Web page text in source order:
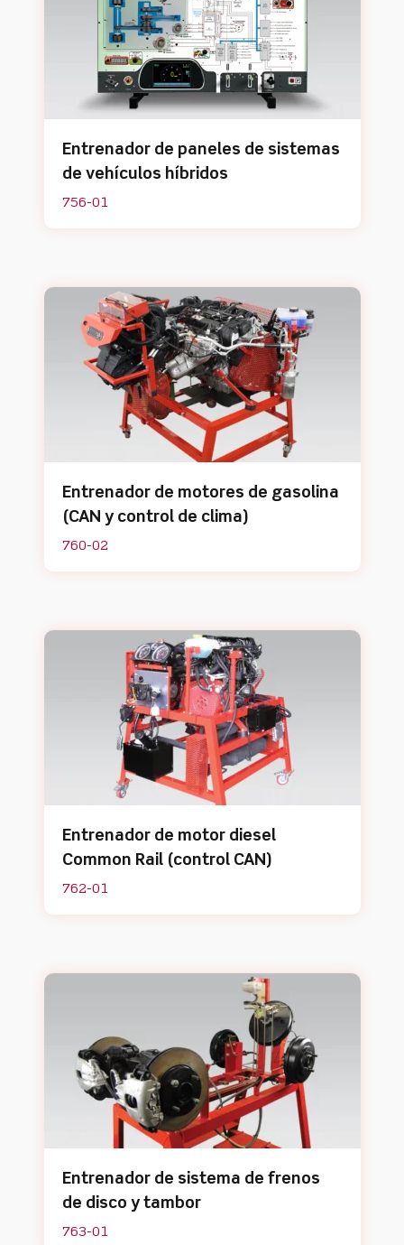
Entrenador de paneles de sistemas
de vehículos híbridos
756-01
Entrenador de motores de gasolina
(CAN y control de clima)
760-02
Entrenador de motor diesel
Common Rail (control CAN)
762-01
Entrenador de sistema de frenos
de disco y tambor
763-01